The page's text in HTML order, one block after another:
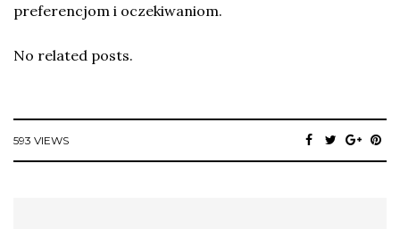
preferencjom i oczekiwaniom.
No related posts.
593 VIEWS